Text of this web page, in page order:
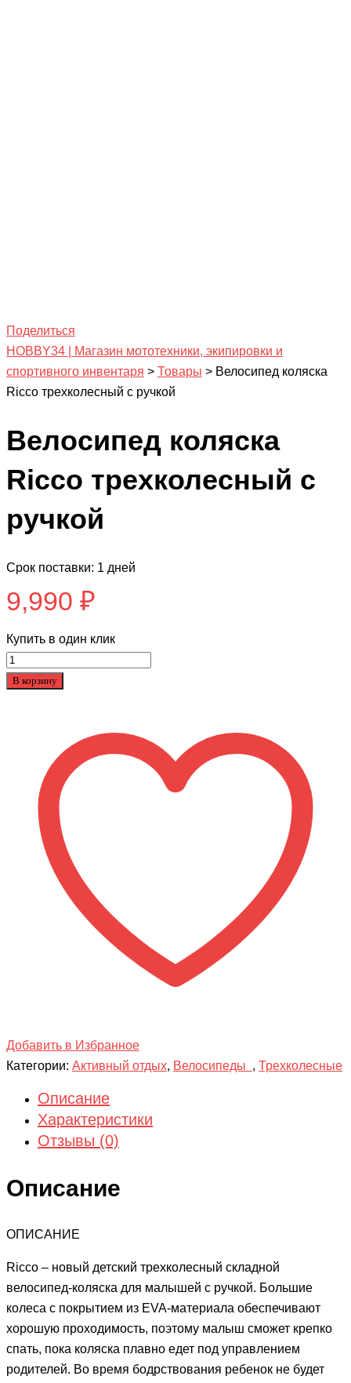
Поделиться
HOBBY34 | Магазин мототехники, экипировки и
спортивного инвентаря > Товары > Велосипед коляска
Ricco трехколесный с ручкой
Велосипед коляска
Ricco трехколесный с
ручкой
Срок поставки: 1 дней
9,990 ₽
Купить в один клик
Количество
товара
трехколесный
ручкой
В корзину
Добавить в Избранное
Категории: Активный отдых, Велосипеды , Трехколесные
Описание
Характеристики
Отзывы (0)
Описание
ОПИСАНИЕ
Ricco – новый детский трехколесный складной
велосипед-коляска для малышей с ручкой. Большие
колеса с покрытием из EVA-материала обеспечивают
хорошую проходимость, поэтому малыш сможет крепко
спать, пока коляска плавно едет под управлением
родителей. Во время бодрствования ребенок не будет